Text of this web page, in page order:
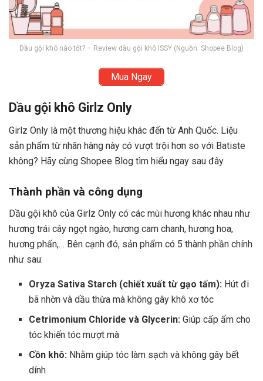
Dầu gội khô nào tốt? – Review dầu gội khô ISSY (Nguồn: Shopee Blog)
Mua Ngay
Dầu gội khô Girlz Only
Girlz Only là một thương hiệu khác đến từ Anh Quốc. Liệu
sản phẩm từ nhãn hàng này có vượt trội hơn so với Batiste
không? Hãy cùng Shopee Blog tìm hiểu ngay sau đây.
Thành phần và công dụng
Dầu gội khô của Girlz Only có các mùi hương khác nhau như
hương trái cây ngọt ngào, hương cam chanh, hương hoa,
hương phấn,… Bên cạnh đó, sản phẩm có 5 thành phần chính
như sau:
Oryza Sativa Starch (chiết xuất từ gạo tấm): Hút đi
bã nhờn và dầu thừa mà không gây khô xơ tóc
Cetrimonium Chloride và Glycerin: Giúp cấp ẩm cho
tóc khiến tóc mượt mà
Cồn khô: Nhằm giúp tóc làm sạch và không gây bết
dính